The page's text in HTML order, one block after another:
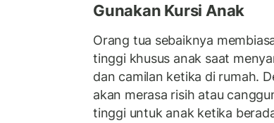
Gunakan Kursi Anak
Orang tua sebaiknya
tinggi khusus anak saat
dan camilan ketika di rumah.
akan merasa risih atau
tinggi untuk anak ketika